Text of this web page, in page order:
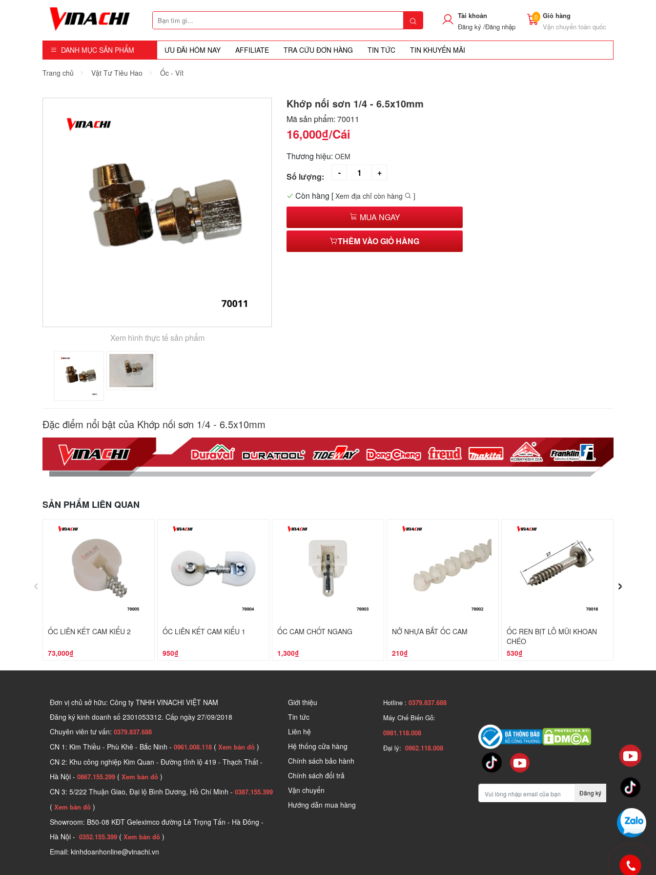
Tài khoản
Đăng ký /Đăng nhập
0
Giỏ hàng
Vận chuyển toàn quốc
DANH MỤC SẢN PHẨM ƯU ĐÃI HÔM NAY AFFILIATE TRA CỨU ĐƠN HÀNG TIN TỨC TIN KHUYẾN MÃI
Dụng Cụ - Công Cụ
Máy Cầm Tay
Thiết bị Dùng Hơi
Vật Tư Tiêu Hao
Khóa - Phụ Kiện Cửa
Trang chủ Vật Tư Tiêu Hao Ốc - Vít
Xem hình thực tế sản phẩm
Khớp nối sơn 1/4 - 6.5x10mm
Mã sản phẩm: 70011
16,000₫/Cái
Thương hiệu: OEM
Số lượng:
Còn hàng [ Xem địa chỉ còn hàng ]
MUA NGAY
THÊM VÀO GIỎ HÀNG
Đặc điểm nổi bật của Khớp nối sơn 1/4 - 6.5x10mm
SẢN PHẨM LIÊN QUAN
ỐC LIÊN KẾT CAM KIỂU 2
73,000₫
ỐC LIÊN KẾT CAM KIỂU 1
950₫
ỐC CAM CHỐT NGANG
1,300₫
NỞ NHỰA BẮT ỐC CAM
210₫
ỐC REN BỊT LỖ MŨI KHOAN
CHÉO
530₫
‹ ›
Đơn vị chủ sở hữu: Công ty TNHH VINACHI VIỆT NAM
Đăng ký kinh doanh số 2301053312. Cấp ngày 27/09/2018
Chuyên viên tư vấn: 0379.837.688
CN 1: Kim Thiều - Phù Khê - Bắc Ninh - 0961.008.118 ( Xem bản đồ )
CN 2: Khu công nghiệp Kim Quan - Đường tỉnh lộ 419 - Thạch Thất -
Hà Nội - 0867.155.299 ( Xem bản đồ )
CN 3: 5/222 Thuận Giao, Đại lộ Bình Dương, Hồ Chí Minh - 0387.155.399
( Xem bản đồ )
Showroom: B50-08 KĐT Geleximco đường Lê Trọng Tấn - Hà Đông -
Hà Nội - 0352.155.399 ( Xem bản đồ )
Email: kinhdoanhonline@vinachi.vn
Giới thiệu
Tin tức
Liên hệ
Hệ thống cửa hàng
Chính sách bảo hành
Chính sách đổi trả
Vận chuyển
Hướng dẫn mua hàng
Hotline : 0379.837.688
Máy Chế Biến Gỗ:
0981.118.008
Đại lý: 0962.118.008
Đăng ký